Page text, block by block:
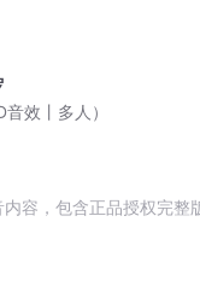
效丨多人）
容，包含正品授权完